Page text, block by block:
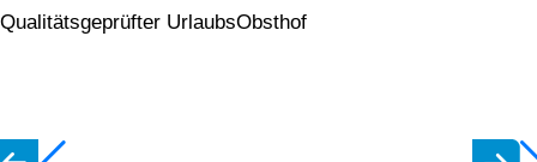
Qualitätsgeprüfter UrlaubsObsthof